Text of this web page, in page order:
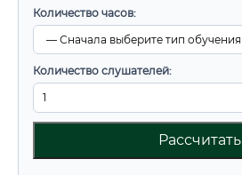
Количество часов:
Количество слушателей:
Рассчитать